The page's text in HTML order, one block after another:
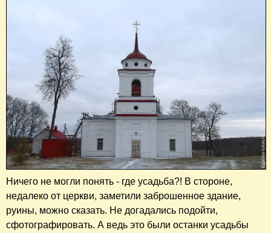
Ничего не могли понять - где усадьба?! В стороне,
недалеко от церкви, заметили заброшенное здание,
руины, можно сказать. Не догадались подойти,
сфотографировать. А ведь это были останки усадьбы